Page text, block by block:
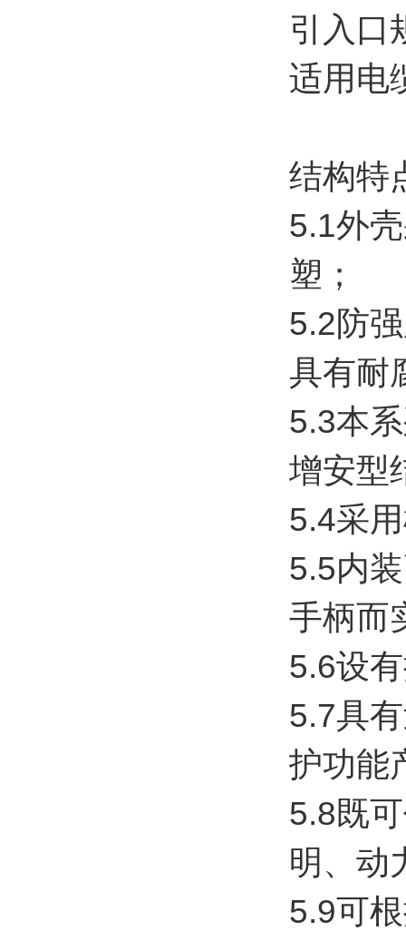
引入口
适用电
结构特
5.1外
塑；
5.2防
具有耐
5.3本
增安型
5.4采
5.5内
手柄而
5.6设
5.7具
护功能
5.8既
明、动
5.9可